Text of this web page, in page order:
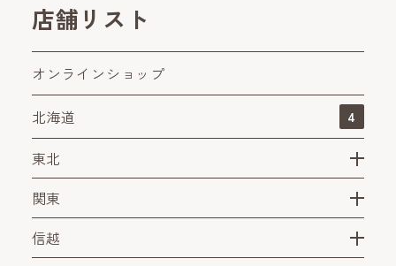
店舗リスト
オンラインショップ
北海道 4
東北
関東
信越